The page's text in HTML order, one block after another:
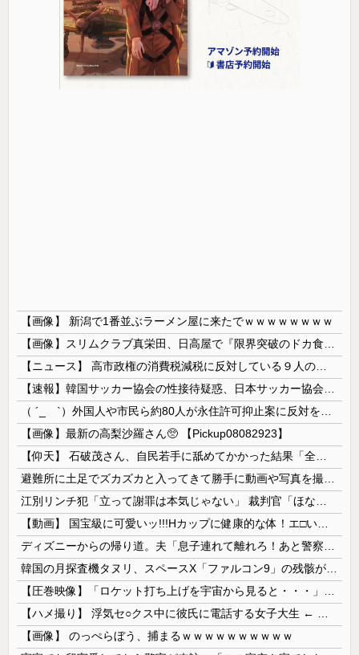
【画像】 新潟で1番並ぶラーメン屋に来たでｗｗｗｗｗｗｗｗ
【画像】最新の高梨沙羅さん🥺 【Pickup08082923】
【画像】 のっぺらぼう、捕まるｗｗｗｗｗｗｗｗｗｗ